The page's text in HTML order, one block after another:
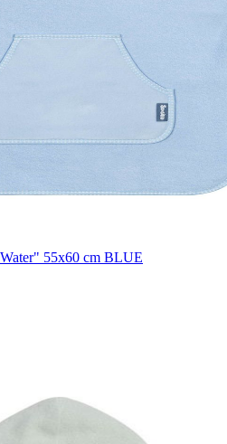
55x60 cm BLUE